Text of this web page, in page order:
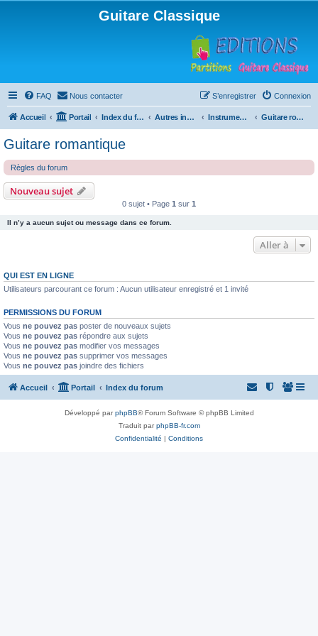
Guitare Classique
FAQ Nous contacter Connexion
S’enregistrer
Accueil Portail Index du forum Autres instruments à cordes pincées, ou styles Instruments anciens Guitare romantique
Guitare romantique
Règles du forum
Nouveau sujet
0 sujet • Page 1 sur 1
Il n’y a aucun sujet ou message dans ce forum.
Aller à
QUI EST EN LIGNE
Utilisateurs parcourant ce forum : Aucun utilisateur enregistré et 1 invité
PERMISSIONS DU FORUM
Vous ne pouvez pas poster de nouveaux sujets
Vous ne pouvez pas répondre aux sujets
Vous ne pouvez pas modifier vos messages
Vous ne pouvez pas supprimer vos messages
Vous ne pouvez pas joindre des fichiers
Accueil Portail Index du forum
Développé parphpBB® Forum Software © phpBB Limited
Traduit parphpBB-fr.com
Confidentialité | Conditions